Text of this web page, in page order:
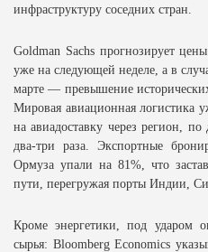
инфраструктуру соседних стран.
Goldman Sachs прогнозирует
уже на следующей неделе, а в
марте — превышение
Мировая авиационная логистика
на авиадоставку через регион,
два-три раза. Экспортные
Ормуза упали на 81%, что
пути, перегружая порты Индии,
Кроме энергетики, под ударом
сырья: Bloomberg Economics